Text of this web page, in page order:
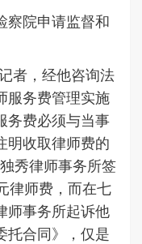
察院申请监督和
者，经他咨询法
服务费管理实施
务费必须与当事
明收取律师费的
秀律师事务所签
律师费，而在七
师事务所起诉他
托合同》，仅是